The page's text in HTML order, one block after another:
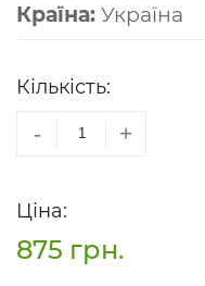
Країна: Україна
Кількість:
- +
Ціна:
875 грн.